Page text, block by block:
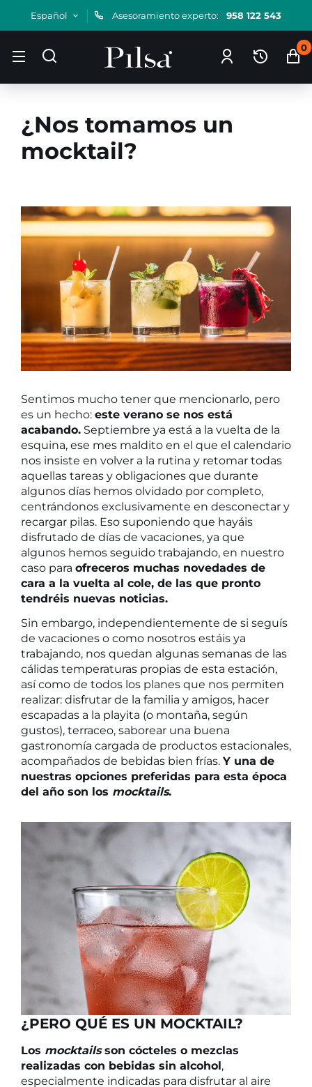
Español Asesoramiento experto: 958 122 543
0
Skip
content
¿Nos tomamos un
mocktail?
Sentimos mucho tener que mencionarlo, pero
es un hecho: este verano se nos está
acabando. Septiembre ya está a la vuelta de la
esquina, ese mes maldito en el que el calendario
nos insiste en volver a la rutina y retomar todas
aquellas tareas y obligaciones que durante
algunos días hemos olvidado por completo,
centrándonos exclusivamente en desconectar y
recargar pilas. Eso suponiendo que hayáis
disfrutado de días de vacaciones, ya que
algunos hemos seguido trabajando, en nuestro
caso para ofreceros muchas novedades de
cara a la vuelta al cole, de las que pronto
tendréis nuevas noticias.
Sin embargo, independientemente de si seguís
de vacaciones o como nosotros estáis ya
trabajando, nos quedan algunas semanas de las
cálidas temperaturas propias de esta estación,
así como de todos los planes que nos permiten
realizar: disfrutar de la familia y amigos, hacer
escapadas a la playita (o montaña, según
gustos), terraceo, saborear una buena
gastronomía cargada de productos estacionales,
acompañados de bebidas bien frías. Y una de
nuestras opciones preferidas para esta época
del año son los mocktails.
¿PERO QUÉ ES UN MOCKTAIL?
Los mocktailsson cócteles o mezclas
realizadas con bebidas sin alcohol,
especialmente indicadas para disfrutar al aire